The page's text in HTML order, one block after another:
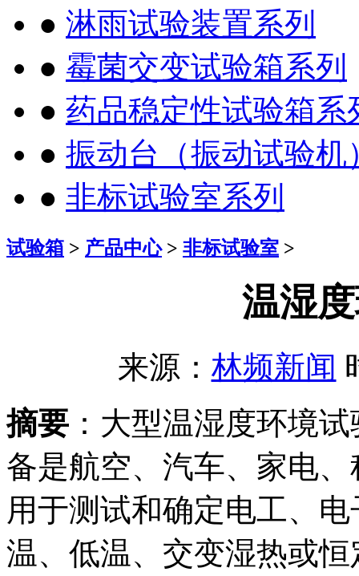
● 淋雨试验装置系列
● 霉菌交变试验箱系列
● 药品稳定性试验箱系
● 振动台（振动试验机
● 非标试验室系列
试验箱 > 产品中心> 非标试验室 >
温湿
来源： 林频新闻
摘要 ：大型温湿度环境
备是航空、汽车、家电
用于测试和确定电工、
温、低温、交变湿热或